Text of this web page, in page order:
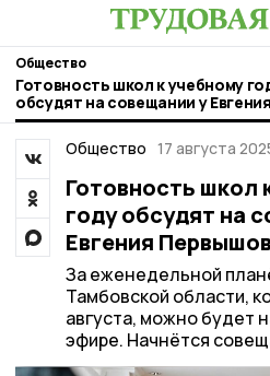
Общество
Готовность школ к учебному
обсудят на совещании у Евгения
Первышова
Общество 17 августа
Готовность школ
году обсудят на
Евгения
За еженедельной
Тамбовской области,
августа, можно будет
эфире. Начнётся